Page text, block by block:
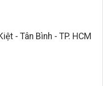
- Tân Bình - TP. HCM